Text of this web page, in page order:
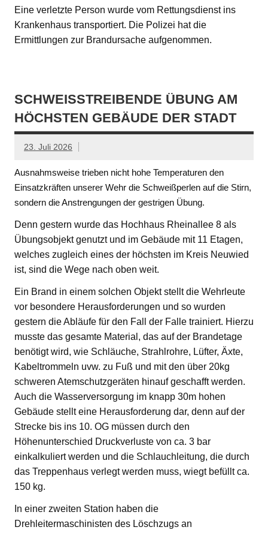
Eine verletzte Person wurde vom Rettungsdienst ins
Krankenhaus transportiert. Die Polizei hat die
Ermittlungen zur Brandursache aufgenommen.
SCHWEISSTREIBENDE ÜBUNG AM H
ÖCHSTEN GEBÄUDE DER STADT
23. Juli 2026
Ausnahmsweise trieben nicht hohe Temperaturen den
Einsatzkräften unserer Wehr die Schweißperlen auf die Stirn,
sondern die Anstrengungen der gestrigen Übung.
Denn gestern wurde das Hochhaus Rheinallee 8 als
Übungsobjekt genutzt und im Gebäude mit 11 Etagen,
welches zugleich eines der höchsten im Kreis Neuwied
ist, sind die Wege nach oben weit.
Ein Brand in einem solchen Objekt stellt die Wehrleute
vor besondere Herausforderungen und so wurden
gestern die Abläufe für den Fall der Falle trainiert. Hierzu
musste das gesamte Material, das auf der Brandetage
benötigt wird, wie Schläuche, Strahlrohre, Lüfter, Äxte,
Kabeltrommeln uvw. zu Fuß und mit den über 20kg
schweren Atemschutzgeräten hinauf geschafft werden.
Auch die Wasserversorgung im knapp 30m hohen
Gebäude stellt eine Herausforderung dar, denn auf der
Strecke bis ins 10. OG müssen durch den
Höhenunterschied Druckverluste von ca. 3 bar
einkalkuliert werden und die Schlauchleitung, die durch
das Treppenhaus verlegt werden muss, wiegt befüllt ca.
150 kg.
In einer zweiten Station haben die
Drehleitermaschinisten des Löschzugs an